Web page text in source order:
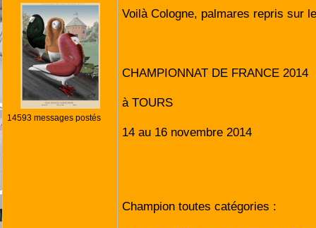
14593 messages postés
Voilà Cologne, palmares repris sur
CHAMPIONNAT DE FRANCE 2014
à TOURS
14 au 16 novembre 2014
Champion toutes catégories :